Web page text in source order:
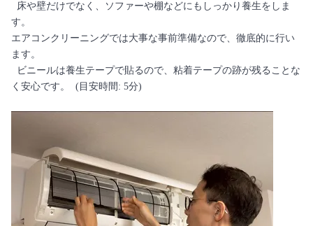
床や壁だけでなく、ソファーや棚などにもしっかり養生をしま
す。
エアコンクリーニングでは大事な事前準備なので、徹底的に行い
ます。
ビニールは養生テープで貼るので、粘着テープの跡が残ることな
く安心です。 (目安時間: 5分)